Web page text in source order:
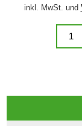
inkl. MwSt. und